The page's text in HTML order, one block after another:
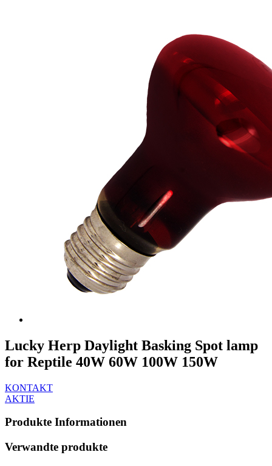
Lucky Herp Daylight Basking Spot lamp
for Reptile 40W 60W 100W 150W
KONTAKT
AKTIE
Produkte Informationen
Verwandte produkte